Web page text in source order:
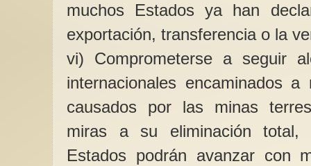
muchos Estados ya han
exportación, transferencia o la
vi) Comprometerse a seguir
internacionales encaminados
causados por las minas
miras a su eliminación total,
Estados podrán avanzar con